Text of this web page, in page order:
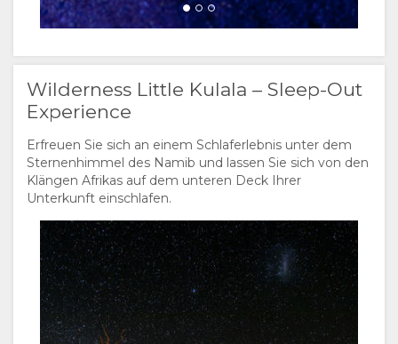
Wilderness Little Kulala – Sleep-Out
Experience
Erfreuen Sie sich an einem Schlaferlebnis unter dem
Sternenhimmel des Namib und lassen Sie sich von den
Klängen Afrikas auf dem unteren Deck Ihrer
Unterkunft einschlafen.